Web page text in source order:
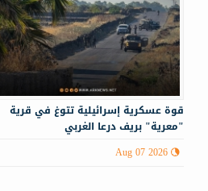
قوة عسكرية إسرائيلية تتوغ في قرية
"معرية" بريف درعا الغربي
Aug 07 2026